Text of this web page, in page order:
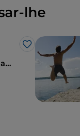
lhe
Gosto